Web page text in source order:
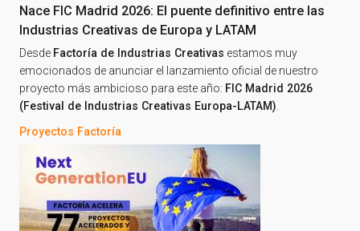
Nace FIC Madrid 2026: El puente definitivo entre las
Industrias Creativas de Europa y LATAM
Desde Factoría de Industrias Creativas estamos muy
emocionados de anunciar el lanzamiento oficial de nuestro
proyecto más ambicioso para este año: FIC Madrid 2026
(Festival de Industrias Creativas Europa-LATAM)
Proyectos Factoría